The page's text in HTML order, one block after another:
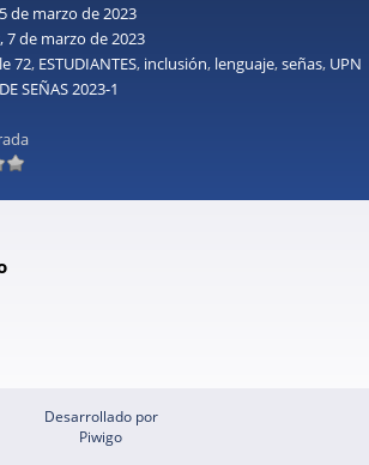
de marzo de 2023
7 de marzo de 2023
72, ESTUDIANTES, inclusión, lenguaje,señas, UPN
SEÑAS 2023-1
Desarrollado por
Piwigo